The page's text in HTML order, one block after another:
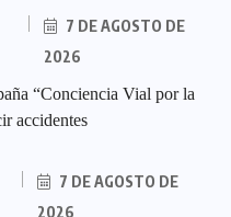
7 DE AGOSTO DE
2026
“Conciencia Vial por la
accidentes
7 DE AGOSTO DE
2026